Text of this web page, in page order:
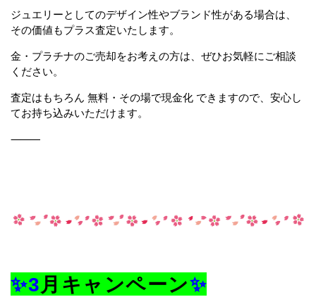
ジュエリーとしてのデザイン性やブランド性がある場合は、
その価値もプラス査定いたします。
金・プラチナのご売却をお考えの方は、ぜひお気軽にご相談
ください。
査定はもちろん 無料・その場で現金化 できますので、安心し
てお持ち込みいただけます。
⸻
✨3月 キャンペーン✨